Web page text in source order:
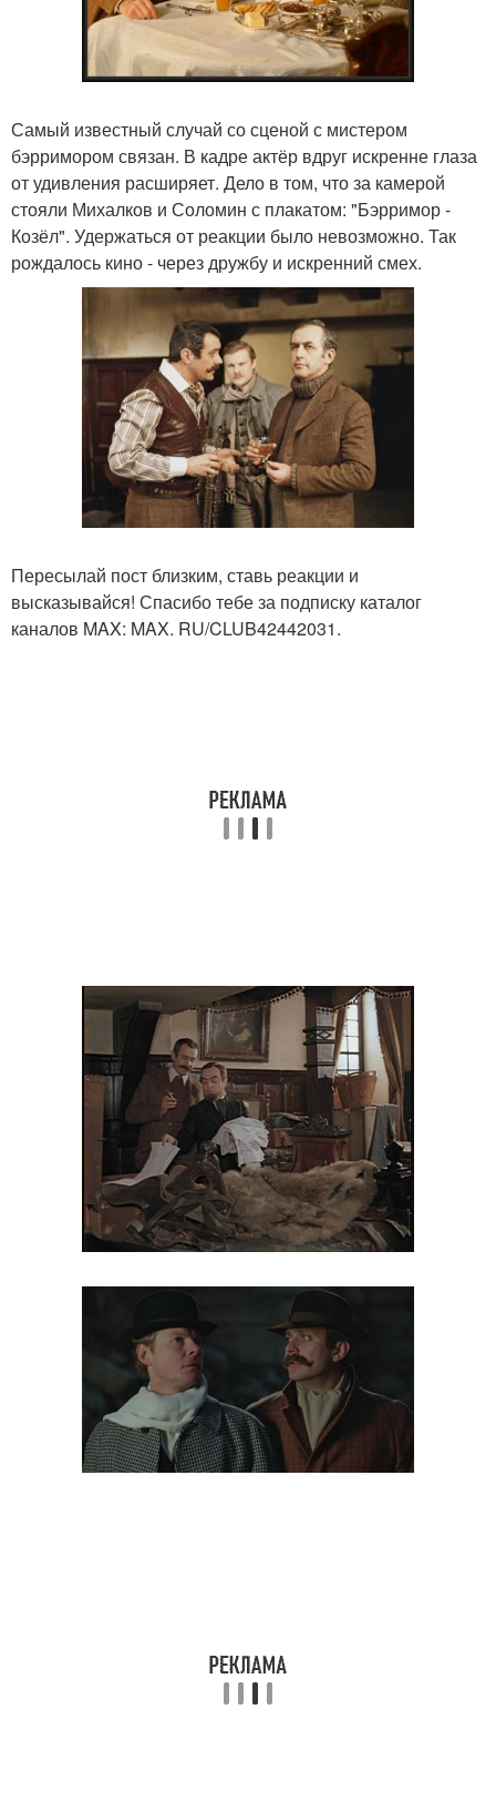
Самый известный случай со сценой с мистером
бэрримором связан. В кадре актёр вдруг искренне глаза
от удивления расширяет. Дело в том, что за камерой
стояли Михалков и Соломин с плакатом: "Бэрримор -
Козёл". Удержаться от реакции было невозможно. Так
рождалось кино - через дружбу и искренний смех.
Пересылай пост близким, ставь реакции и
высказывайся! Спасибо тебе за подписку каталог
каналов MAX: MAX. RU/CLUB42442031.